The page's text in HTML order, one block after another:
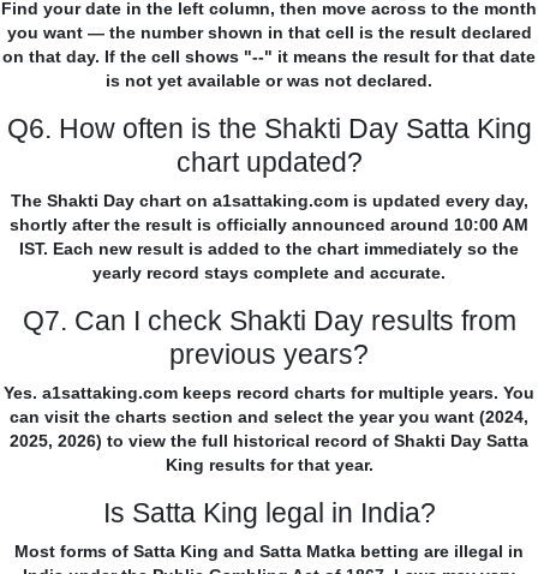
Find your date in the left column, then move across to the month
you want — the number shown in that cell is the result declared
on that day. If the cell shows "--" it means the result for that date
is not yet available or was not declared.
Q6. How often is the Shakti Day Satta King
chart updated?
The Shakti Day chart on a1sattaking.com is updated every day,
shortly after the result is officially announced around 10:00 AM
IST. Each new result is added to the chart immediately so the
yearly record stays complete and accurate.
Q7. Can I check Shakti Day results from
previous years?
Yes. a1sattaking.com keeps record charts for multiple years. You
can visit the charts section and select the year you want (2024,
2025, 2026) to view the full historical record of Shakti Day Satta
King results for that year.
Is Satta King legal in India?
Most forms of Satta King and Satta Matka betting are illegal in